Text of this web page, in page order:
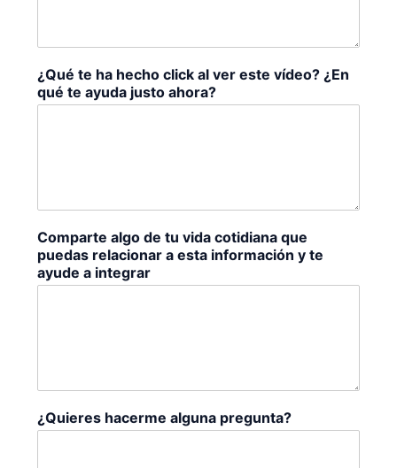
¿Qué te ha hecho click al ver este vídeo? ¿En
qué te ayuda justo ahora?
Comparte algo de tu vida cotidiana que
puedas relacionar a esta información y te
ayude a integrar
¿Quieres hacerme alguna pregunta?